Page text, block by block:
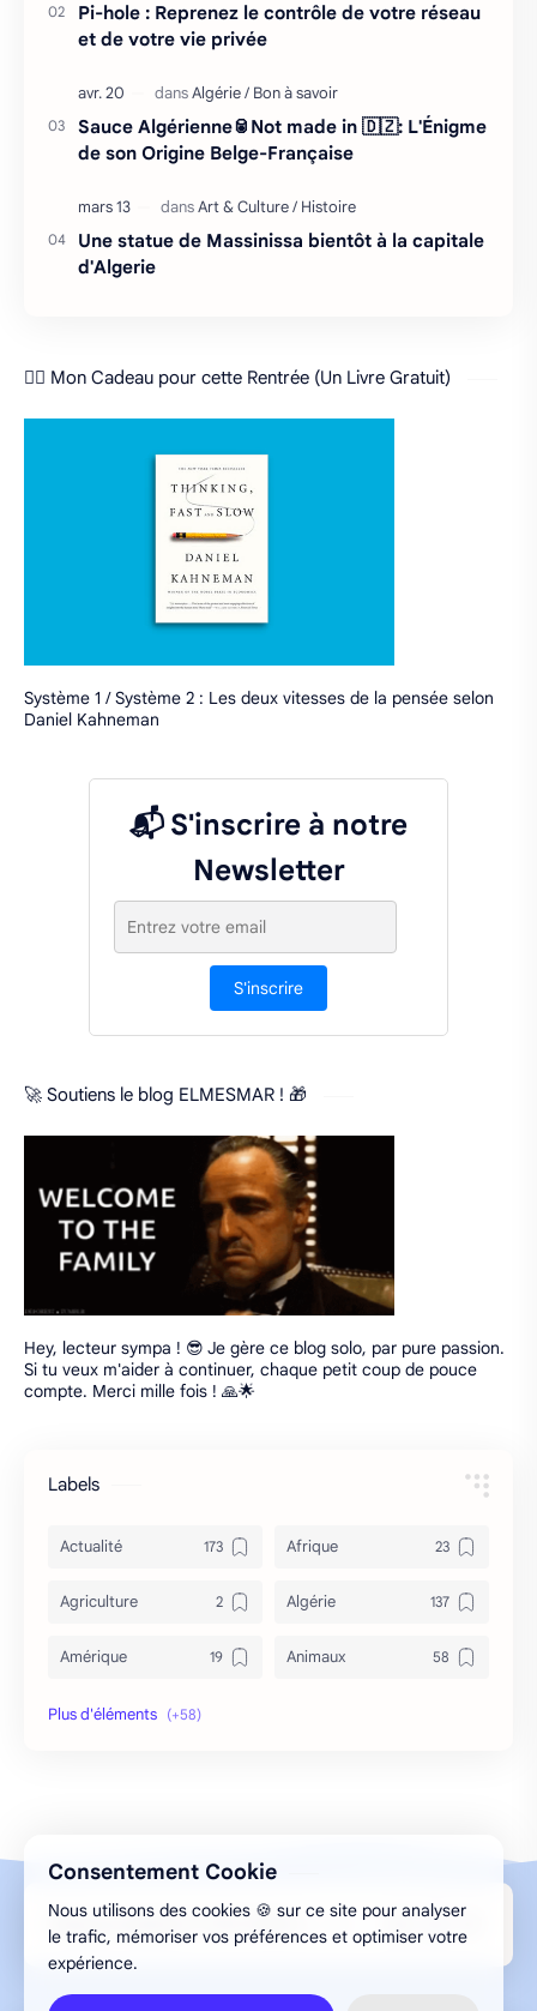
Pi-hole : Reprenez le contrôle de votre réseau
et de votre vie privée
Sauce Algérienne🥫Not made in 🇩🇿: L'Énigme
de son Origine Belge-Française
Une statue de Massinissa bientôt à la capitale
d'Algerie
❤️‍🔥 Mon Cadeau pour cette Rentrée (Un Livre Gratuit)
Système 1 / Système 2 : Les deux vitesses de la pensée selon
Daniel Kahneman
📬 S'inscrire à notre
Newsletter
S'inscrire
🚀 Soutiens le blog ELMESMAR ! 🎁
Hey, lecteur sympa ! 😎 Je gère ce blog solo, par pure passion.
Si tu veux m'aider à continuer, chaque petit coup de pouce
compte. Merci mille fois ! 🙏🌟
Labels
Actualité Afrique
Agriculture Algérie
Amérique Animaux
Archéologie
Bon à savoir
Caricature Chine
Design par Aghilas.A © 2013-2026 ELMESMAR
Consentement Cookie
Nous utilisons des cookies 🍪 sur ce site pour analyser
le trafic, mémoriser vos préférences et optimiser votre
expérience.